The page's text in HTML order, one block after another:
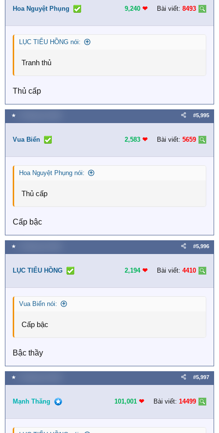
Hoa Nguyệt Phụng 9,240 ❤︎ Bài viết: 8493
LỤC TIỂU HỒNG nói:
Tranh thủ
Thủ cấp
★ #5,995
Vua Biển 2,583 ❤︎ Bài viết: 5659
Hoa Nguyệt Phụng nói:
Thủ cấp
Cấp bậc
★ #5,996
LỤC TIỂU HỒNG 2,194 ❤︎ Bài viết: 4410
Vua Biển nói:
Cấp bậc
Bậc thầy
★ #5,997
Mạnh Thăng 101,001 ❤︎ Bài viết: 14499